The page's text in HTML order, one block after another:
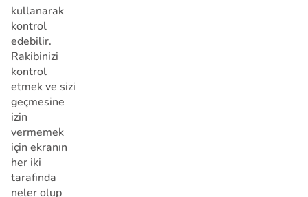
kullanarak
kontrol
edebilir.
Rakibinizi
kontrol
etmek ve sizi
geçmesine
izin
vermemek
için ekranın
her iki
tarafında
neler olup